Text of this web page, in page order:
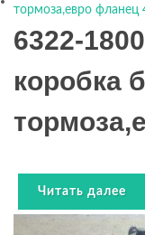
6322-
коробка
Читать далее